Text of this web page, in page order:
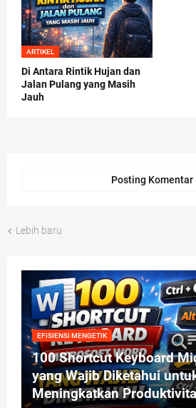
ARTIKEL
Di Antara Rintik Hujan dan
Jalan Pulang yang Masih
Jauh
Posting Komentar
Lebih baru
EFISIENSI MENGETIK
100 Shortcut Keyboard
yang Wajib Diketahui
Meningkatkan